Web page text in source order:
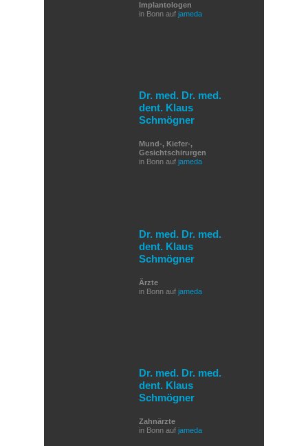
Implantologen
in Bonn auf jameda
Dr. med. Dr. med.
dent. Klaus
Schmögner
Mund-, Kiefer-,
Gesichtschirurgen
in Bonn auf jameda
Dr. med. Dr. med.
dent. Klaus
Schmögner
Ärzte
in Bonn auf jameda
Dr. med. Dr. med.
dent. Klaus
Schmögner
Zahnärzte
in Bonn auf jameda